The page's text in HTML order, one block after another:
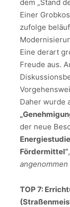
dem „Stand
Einer
zufolge
Eine derart
Freude aus.
Daher wurde
der neue
Fördermittel“,
TOP 7: